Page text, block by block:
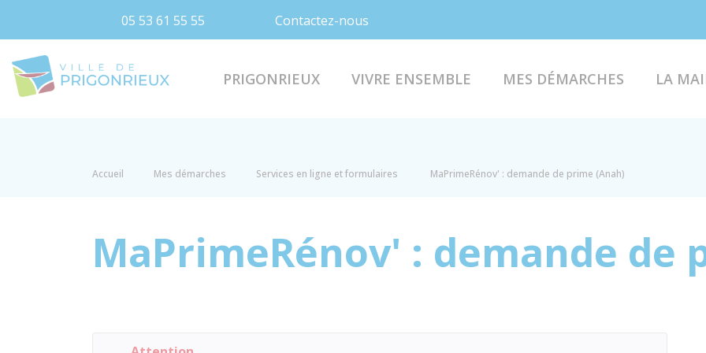
05 53 61 55 55 Contactez-nous
PRIGONRIEUX VIVRE ENSEMBLE MES DÉMARCHES LA
Accueil Mes démarches Services en ligne et formulaires MaPrimeRénov' : demande de prime (Anah)
MaPrimeRénov' : demande de